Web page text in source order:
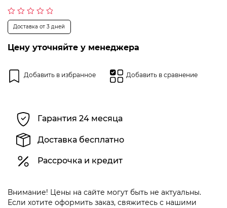
Оценка
из
Доставка от 3 дней
Цену уточняйте у менеджера
Добавить в избранное Добавить в сравнение
Гарантия 24 месяца
Доставка бесплатно
Рассрочка и кредит
Внимание! Цены на сайте могут быть не актуальны.
Если хотите оформить заказ, свяжитесь с нашими